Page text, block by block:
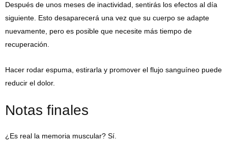
Después de unos meses de inactividad, sentirás los efectos al día
siguiente. Esto desaparecerá una vez que su cuerpo se adapte
nuevamente, pero es posible que necesite más tiempo de
recuperación.
Hacer rodar espuma, estirarla y promover el flujo sanguíneo puede
reducir el dolor.
Notas finales
¿Es real la memoria muscular? Sí.